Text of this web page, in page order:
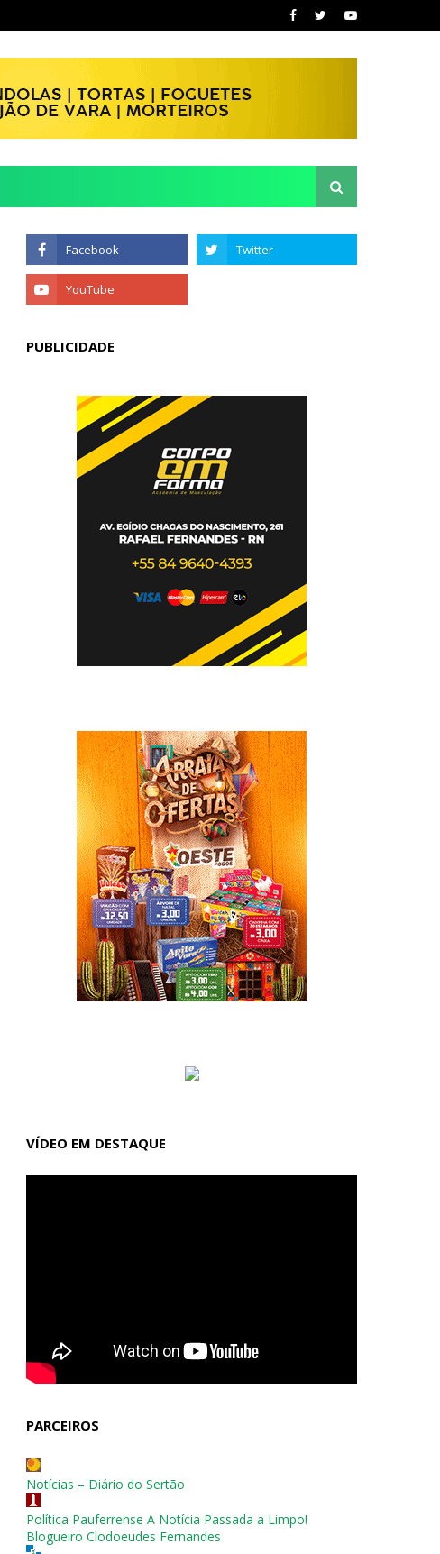
PUBLICIDADE
VÍDEO EM DESTAQUE
PARCEIROS
Notícias – Diário do Sertão
Política Pauferrense A Notícia Passada a Limpo!
Blogueiro Clodoeudes Fernandes